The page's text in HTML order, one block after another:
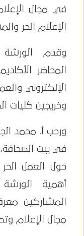
في مجال
الإعلام الحر
وقدم
المحاضر
الإلكتروني
وخريجين كليات
ورحب أ. محمد
في بيت
حول العمل
أهمية
المشاركين
مجال الإعلام